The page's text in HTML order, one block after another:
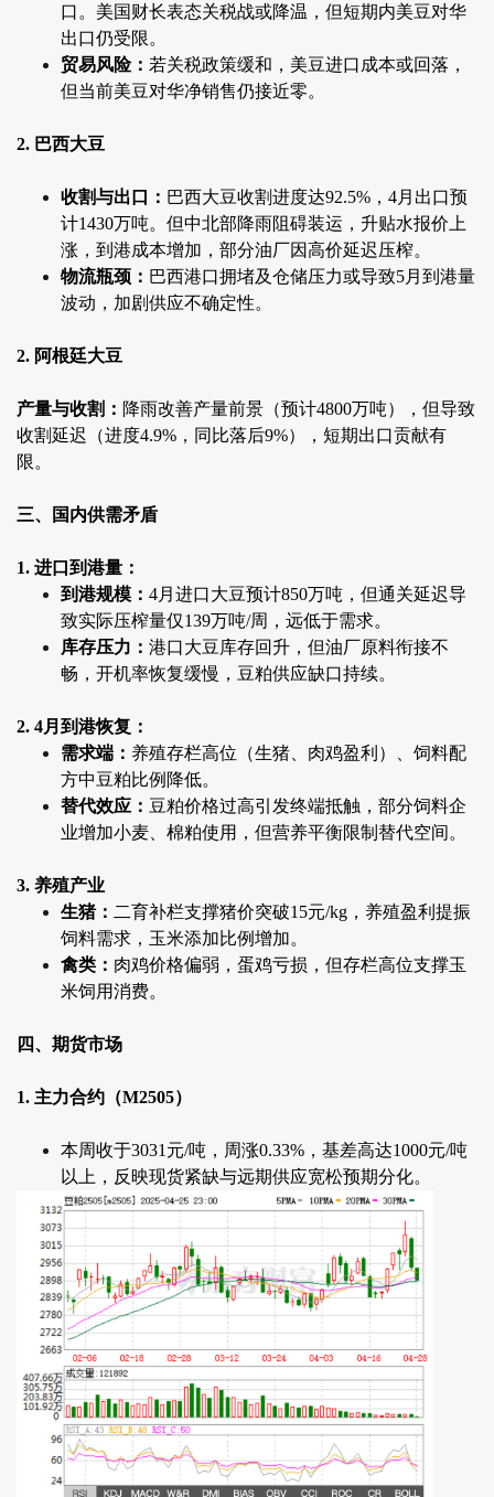
口。美国财长表态关税战或降温，但短期内美豆对华
出口仍受限。
贸易风险： 若关税政策缓和，美豆进口成本或回落，
但当前美豆对华净销售仍接近零。
2. 巴西大豆
收割与出口： 巴西大豆收割进度达92.5%，4月出口预
计1430万吨。但中北部降雨阻碍装运，升贴水报价上
涨，到港成本增加，部分油厂因高价延迟压榨。
物流瓶颈： 巴西港口拥堵及仓储压力或导致5月到港量
波动，加剧供应不确定性。
2. 阿根廷大豆
产量与收割： 降雨改善产量前景（预计4800万吨），但导致
收割延迟（进度4.9%，同比落后9%），短期出口贡献有
限。
三、国内供需矛盾
1. 进口到港量：
到港规模： 4月进口大豆预计850万吨，但通关延迟导
致实际压榨量仅139万吨/周，远低于需求。
库存压力： 港口大豆库存回升，但油厂原料衔接不
畅，开机率恢复缓慢，豆粕供应缺口持续。
2. 4月到港恢复：
需求端： 养殖存栏高位（生猪、肉鸡盈利）、饲料配
方中豆粕比例降低。
替代效应： 豆粕价格过高引发终端抵触，部分饲料企
业增加小麦、棉粕使用，但营养平衡限制替代空间。
3. 养殖产业
生猪： 二育补栏支撑猪价突破15元/kg，养殖盈利提振
饲料需求，玉米添加比例增加。
禽类： 肉鸡价格偏弱，蛋鸡亏损，但存栏高位支撑玉
米饲用消费。
四、期货市场
1. 主力合约（M2505）
本周收于3031元/吨，周涨0.33%，基差高达1000元/吨
以上，反映现货紧缺与远期供应宽松预期分化。